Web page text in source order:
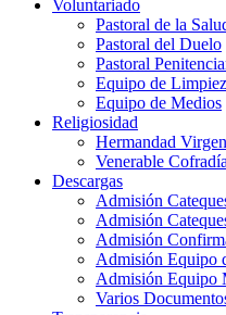
Voluntariado
Pastoral de la
Pastoral del Duelo
Pastoral
Equipo de
Equipo de Medios
Religiosidad
Hermandad
Venerable
Descargas
Admisión
Admisión
Admisión
Admisión Equipo
Admisión Equipo
Varios